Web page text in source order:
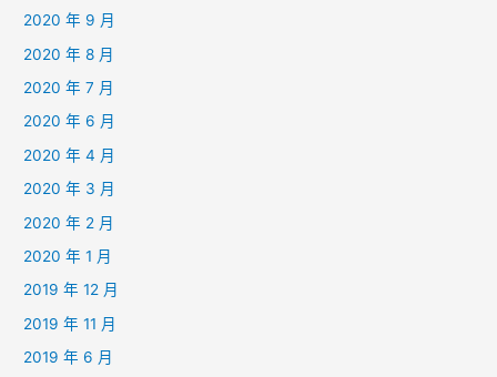
2020 年 9 月
2020 年 8 月
2020 年 7 月
2020 年 6 月
2020 年 4 月
2020 年 3 月
2020 年 2 月
2020 年 1 月
2019 年 12 月
2019 年 11 月
2019 年 6 月